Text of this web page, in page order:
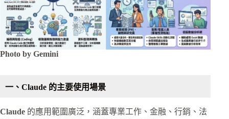
Photo by Gemini
一、Claude 的主要使用場景
Claude 的應用範圍廣泛，涵蓋專業工作、金融、行銷、法